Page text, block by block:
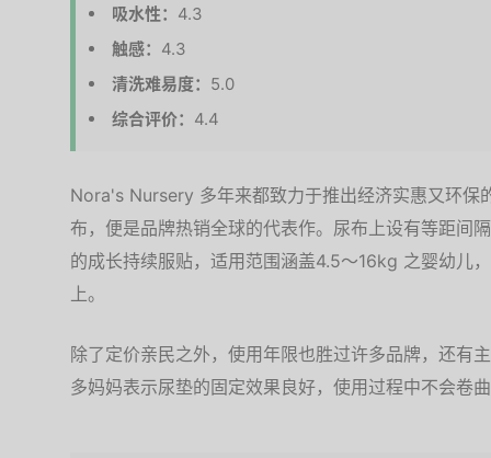
吸水性： 4.3
触感： 4.3
清洗难易度： 5.0
综合评价： 4.4
Nora's Nursery 多年来都致力于推出经济实惠又环保
布，便是品牌热销全球的代表作。尿布上设有等距间
的成长持续服贴，适用范围涵盖4.5～16kg 之婴幼儿
上。
除了定价亲民之外，使用年限也胜过许多品牌，还有
多妈妈表示尿垫的固定效果良好，使用过程中不会卷